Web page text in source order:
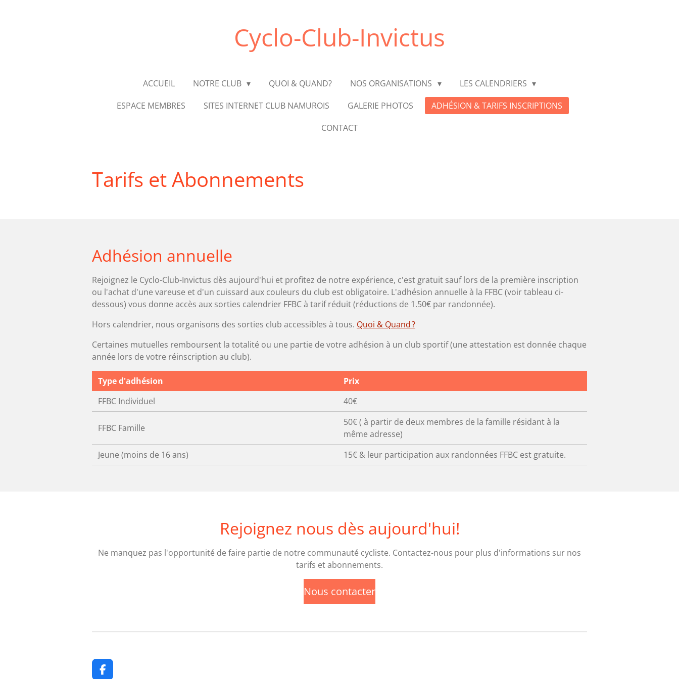
Cyclo-Club-Invictus
ACCUEIL NOTRE CLUB QUOI & QUAND? NOS ORGANISATIONS
LES CALENDRIERS
ESPACE MEMBRES
SITES INTERNET CLUB NAMUROIS GALERIE PHOTOS
ADHÉSION & TARIFS INSCRIPTIONS
CONTACT
Tarifs et Abonnements
Adhésion annuelle
Rejoignez le Cyclo-Club-Invictus dès aujourd'hui et profitez de notre expérience, c'est gratuit sauf lors de la première inscription
ou l'achat d'une vareuse et d'un cuissard aux couleurs du club est obligatoire. L'adhésion annuelle à la FFBC (voir tableau ci-
dessous) vous donne accès aux sorties calendrier FFBC à tarif réduit (réductions de 1.50€ par randonnée).
Hors calendrier, nous organisons des sorties club accessibles à tous. Quoi & Quand ?
Certaines mutuelles remboursent la totalité ou une partie de votre adhésion à un club sportif (une attestation est donnée chaque
année lors de votre réinscription au club).
Type d'adhésion
Prix
FFBC Individuel
40€
FFBC Famille
50€ ( à partir de deux membres de la famille résidant à la
même adresse)
Jeune (moins de 16 ans)
15€ & leur participation aux randonnées FFBC est gratuite.
Rejoignez nous dès aujourd'hui!
Ne manquez pas l'opportunité de faire partie de notre communauté cycliste. Contactez-nous pour plus d'informations sur nos
tarifs et abonnements.
Nous contacter
F